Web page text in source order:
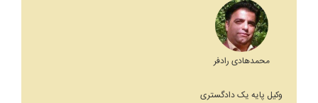
محمدهادی رادفر
وکیل پایه یک دادگستری